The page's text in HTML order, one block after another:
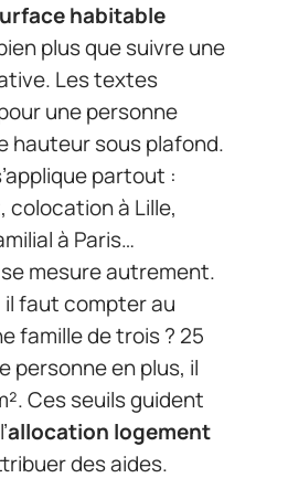
habitable
plus que suivre une
Les textes
une personne
hauteur sous plafond.
partout :
à Lille,
à Paris…
mesure autrement.
il faut compter au
famille de trois ? 25
personne en plus, il
Ces seuils guident
allocation logement
des aides.